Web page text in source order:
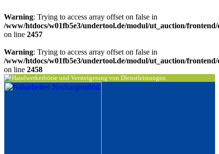
Warning: Trying to access array offset on false in
/www/htdocs/w01fb5e3/undertool.de/modul/ut_auction/
on line 2457
Warning: Trying to access array offset on false in
/www/htdocs/w01fb5e3/undertool.de/modul/ut_auction/
on line 2458